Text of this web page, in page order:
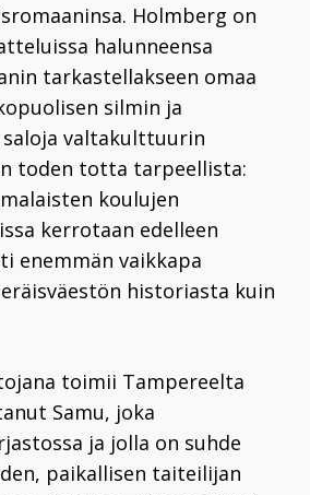
Holmberg on
halunneensa
tarkastellakseen omaa
silmin ja
saloja valtakulttuurin
toden totta tarpeellista:
koulujen
kerrotaan edelleen
enemmän vaikkapa
historiasta kuin
toimii Tampereelta
Samu, joka
ja jolla on suhde
paikallisen taiteilijan